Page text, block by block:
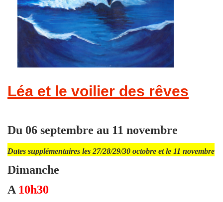
Léa et le voilier des rêves
Du 06 septembre au 11 novembre
Dates supplémentaires les 27/28/29/30 octobre et le 11 novembre
Dimanche
A 10h30